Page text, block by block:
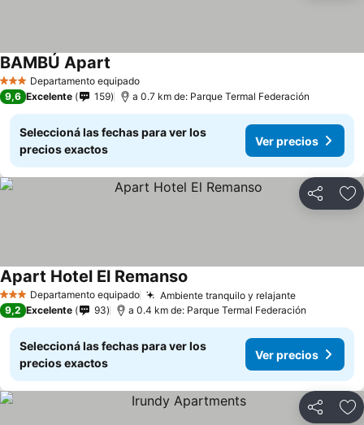
3 EstrellasDepartamento equipado
BAMBÚ Apart
9,6 Excelente 159 a 0.7 km de: Parque Termal Federación
Seleccioná las fechas para ver los
precios exactos
Ver precios
Compartir
3 EstrellasDepartamento equipado Ambiente tranquilo y relajanteVer precios
Apart Hotel El Remanso
9,2 Excelente 93 a 0.4 km de: Parque Termal Federación
Seleccioná las fechas para ver los
precios exactos
Ver precios
Compartir